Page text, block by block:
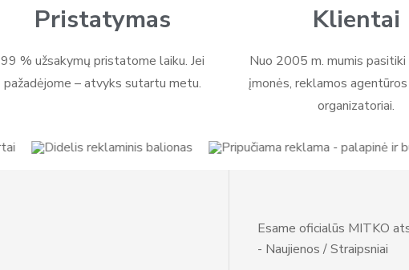
informacija ir produktai gamintojo svetainėje - https://
Pristatymas
99 % užsakymų pristatome laiku. Jei
pažadėjome – atvyks sutartu metu.
Klientai
Nuo 2005 m. mumis pasitiki
įmonės, reklamos agentūros
organizatoriai.
Esame oficialūs MITKO
- Naujienos / Straipsniai